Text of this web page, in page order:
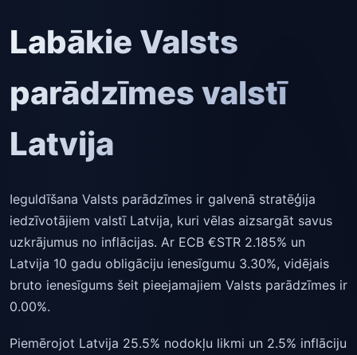
Labākie Valsts
parādzīmes valstī
Latvija
Ieguldīšana Valsts parādzīmes ir galvenā stratēģija
iedzīvotājiem valstī Latvija, kuri vēlas aizsargāt savus
uzkrājumus no inflācijas. Ar ECB €STR 2.185% un
Latvija 10 gadu obligāciju ienesīgumu 3.30%, vidējais
bruto ienesīgums šeit pieejamajiem Valsts parādzīmes ir
0.00%.
Piemērojot Latvija 25.5% nodokļu likmi un 2.5% inflāciju